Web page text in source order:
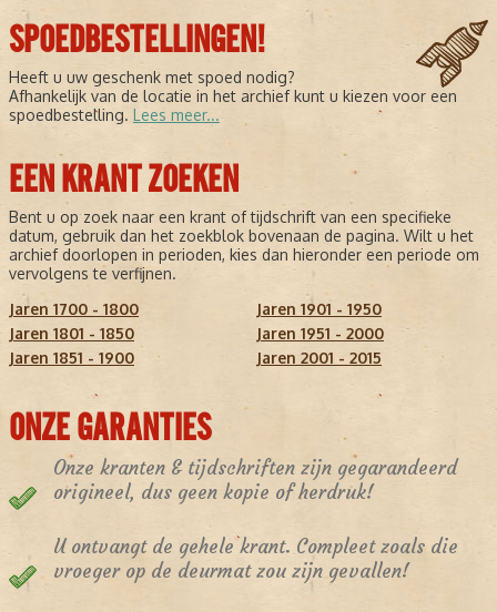
SPOEDBESTELLINGEN!
Heeft u uw geschenk met spoed nodig?
Afhankelijk van de locatie in het archief kunt u kiezen voor een
spoedbestelling. Lees meer...
EEN KRANT ZOEKEN
Bent u op zoek naar een krant of tijdschrift van een specifieke
datum, gebruik dan het zoekblok bovenaan de pagina. Wilt u het
archief doorlopen in perioden, kies dan hieronder een periode om
vervolgens te verfijnen.
Jaren 1700 - 1800
Jaren 1801 - 1850
Jaren 1851 - 1900
Jaren 1901 - 1950
Jaren 1951 - 2000
Jaren 2001 - 2015
ONZE GARANTIES
Onze kranten & tijdschriften zijn gegarandeerd
origineel, dus geen kopie of herdruk!
U ontvangt de gehele krant. Compleet zoals die
vroeger op de deurmat zou zijn gevallen!